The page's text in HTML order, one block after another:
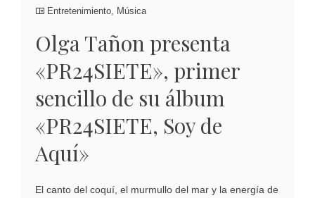
Entretenimiento, Música
Olga Tañon presenta
«PR24SIETE», primer
sencillo de su álbum
«PR24SIETE, Soy de
Aquí»
El canto del coquí, el murmullo del mar y la energía de